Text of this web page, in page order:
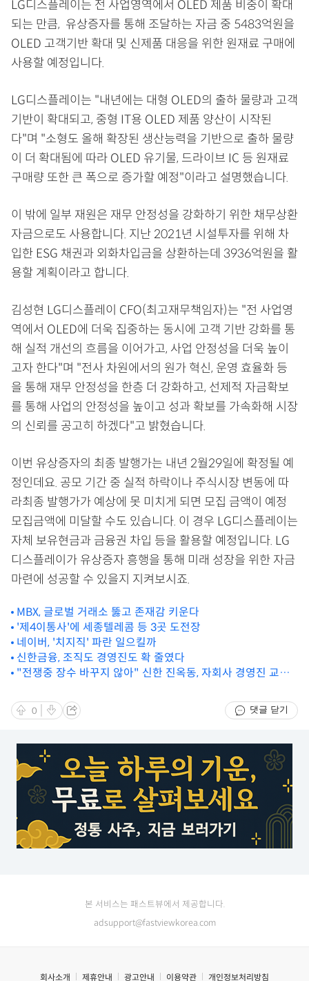
LG디스플레이는 전 사업영역에서 OLED 제품 비중이 확대
되는 만큼, 유상증자를 통해 조달하는 자금 중 5483억원을
OLED 고객기반 확대 및 신제품 대응을 위한 원재료 구매에
사용할 예정입니다.
LG디스플레이는 "내년에는 대형 OLED의 출하 물량과 고객
기반이 확대되고, 중형 IT용 OLED 제품 양산이 시작된
다"며 "소형도 올해 확장된 생산능력을 기반으로 출하 물량
이 더 확대됨에 따라 OLED 유기물, 드라이브 IC 등 원재료
구매량 또한 큰 폭으로 증가할 예정"이라고 설명했습니다.
이 밖에 일부 재원은 재무 안정성을 강화하기 위한 채무상환
자금으로도 사용합니다. 지난 2021년 시설투자를 위해 차
입한 ESG 채권과 외화차입금을 상환하는데 3936억원을 활
용할 계획이라고 합니다.
김성현 LG디스플레이 CFO(최고재무책임자)는 "전 사업영
역에서 OLED에 더욱 집중하는 동시에 고객 기반 강화를 통
해 실적 개선의 흐름을 이어가고, 사업 안정성을 더욱 높이
고자 한다"며 "전사 차원에서의 원가 혁신, 운영 효율화 등
을 통해 재무 안정성을 한층 더 강화하고, 선제적 자금확보
를 통해 사업의 안정성을 높이고 성과 확보를 가속화해 시장
의 신뢰를 공고히 하겠다"고 밝혔습니다.
이번 유상증자의 최종 발행가는 내년 2월29일에 확정될 예
정인데요. 공모 기간 중 실적 하락이나 주식시장 변동에 따
라최종 발행가가 예상에 못 미치게 되면 모집 금액이 예정
모집금액에 미달할 수도 있습니다. 이 경우 LG디스플레이는
자체 보유현금과 금융권 차입 등을 활용할 예정입니다. LG
디스플레이가 유상증자 흥행을 통해 미래 성장을 위한 자금
마련에 성공할 수 있을지 지켜보시죠.
MBX, 글로벌 거래소 뚫고 존재감 키운다
'제4이통사'에 세종텔레콤 등 3곳 도전장
네이버, '치지직' 파란 일으킬까
신한금융, 조직도 경영진도 확 줄였다
"전쟁중 장수 바꾸지 않아" 신한 진옥동, 자회사 경영진 교체
0 댓글 닫기
본 서비스는 패스트뷰에서 제공합니다.
adsupport@fastviewkorea.com
회사소개 제휴안내 광고안내 이용약관 개인정보처리방침